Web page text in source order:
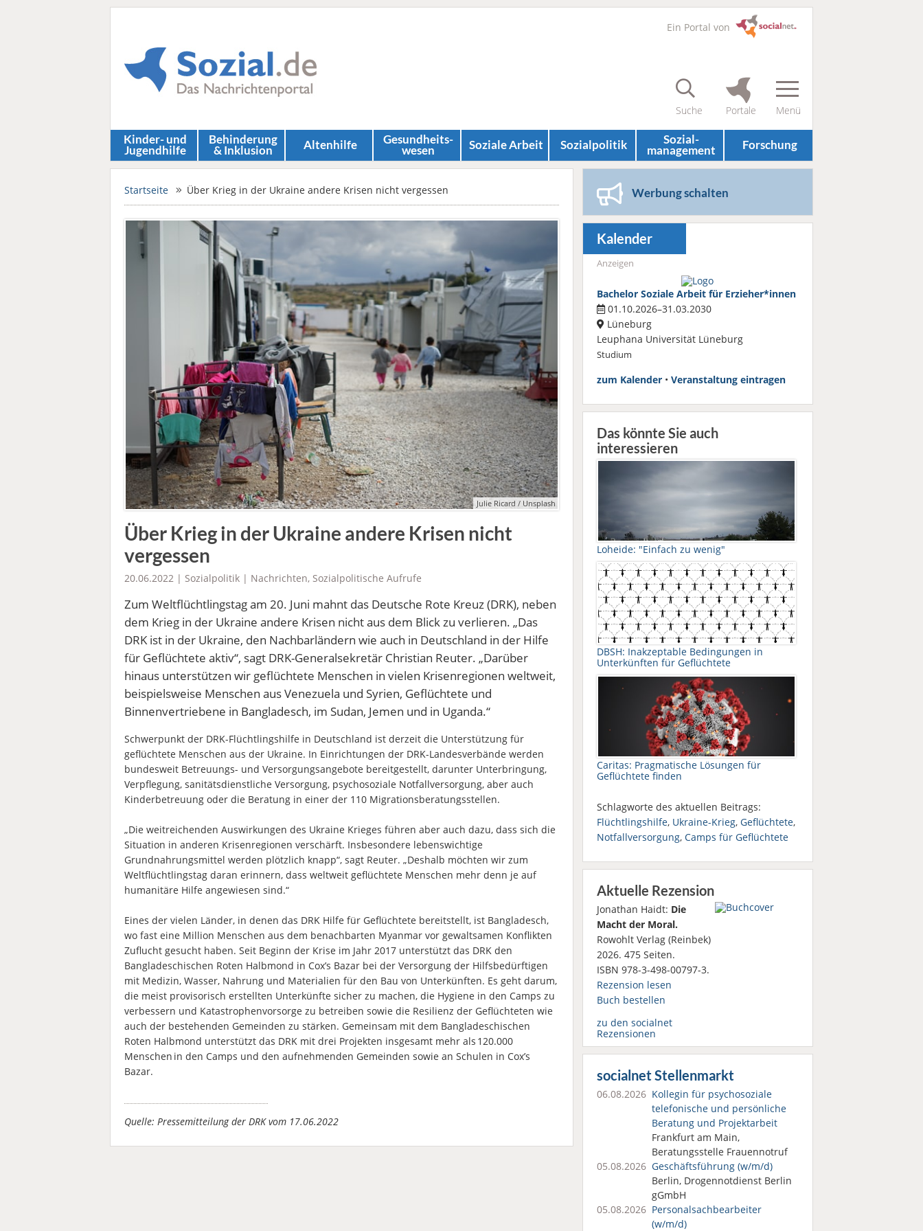
Ein Portal von
Kinder- und
Jugendhilfe
Behinderung
& Inklusion Altenhilfe Gesundheits­
wesen Soziale Arbeit Sozial­politik Sozial­
management Forschung
Startseite Über Krieg in der Ukraine andere Krisen nicht vergessen
Julie Ricard / Unsplash
Über Krieg in der Ukraine andere Krisen nicht
vergessen
20.06.2022 | Sozialpolitik | Nachrichten, Sozialpolitische Aufrufe
Zum Weltflüchtlingstag am 20. Juni mahnt das Deutsche Rote Kreuz (DRK), neben
dem Krieg in der Ukraine andere Krisen nicht aus dem Blick zu verlieren. „Das
DRK ist in der Ukraine, den Nachbarländern wie auch in Deutschland in der Hilfe
für Geflüchtete aktiv“, sagt DRK-Generalsekretär Christian Reuter. „Darüber
hinaus unterstützen wir geflüchtete Menschen in vielen Krisenregionen weltweit,
beispielsweise Menschen aus Venezuela und Syrien, Geflüchtete und
Binnenvertriebene in Bangladesch, im Sudan, Jemen und in Uganda.“
Schwerpunkt der DRK-Flüchtlingshilfe in Deutschland ist derzeit die Unterstützung für
geflüchtete Menschen aus der Ukraine. In Einrichtungen der DRK-Landesverbände werden
bundesweit Betreuungs- und Versorgungsangebote bereitgestellt, darunter Unterbringung,
Verpflegung, sanitätsdienstliche Versorgung, psychosoziale Notfallversorgung, aber auch
Kinderbetreuung oder die Beratung in einer der 110 Migrationsberatungsstellen.
„Die weitreichenden Auswirkungen des Ukraine Krieges führen aber auch dazu, dass sich die
Situation in anderen Krisenregionen verschärft. Insbesondere lebenswichtige
Grundnahrungsmittel werden plötzlich knapp“, sagt Reuter. „Deshalb möchten wir zum
Weltflüchtlingstag daran erinnern, dass weltweit geflüchtete Menschen mehr denn je auf
humanitäre Hilfe angewiesen sind.“
Eines der vielen Länder, in denen das DRK Hilfe für Geflüchtete bereitstellt, ist Bangladesch,
wo fast eine Million Menschen aus dem benachbarten Myanmar vor gewaltsamen Konflikten
Zuflucht gesucht haben. Seit Beginn der Krise im Jahr 2017 unterstützt das DRK den
Bangladeschischen Roten Halbmond in Cox’s Bazar bei der Versorgung der Hilfsbedürftigen
mit Medizin, Wasser, Nahrung und Materialien für den Bau von Unterkünften. Es geht darum,
die meist provisorisch erstellten Unterkünfte sicher zu machen, die Hygiene in den Camps zu
verbessern und Katastrophenvorsorge zu betreiben sowie die Resilienz der Geflüchteten wie
auch der bestehenden Gemeinden zu stärken. Gemeinsam mit dem Bangladeschischen
Roten Halbmond unterstützt das DRK mit drei Projekten insgesamt mehr als 120.000
Menschen in den Camps und den aufnehmenden Gemeinden sowie an Schulen in Cox’s
Bazar.
Quelle: Pressemitteilung der DRK vom 17.06.2022
Werbung schalten
Kalender
Anzeigen
Bachelor Soziale Arbeit für Erzieher*innen
01.10.2026–31.03.2030
Lüneburg
Leuphana Universität Lüneburg
Studium
zum Kalender• Veranstaltung eintragen
Das könnte Sie auch
interessieren
Loheide: "Einfach zu wenig"
DBSH: Inakzeptable Bedingungen in
Unterkünften für Geflüchtete
Caritas: Pragmatische Lösungen für
Geflüchtete finden
Schlagworte des aktuellen Beitrags:
Flüchtlingshilfe, Ukraine-Krieg, Geflüchtete,
Notfallversorgung, Camps für Geflüchtete
Aktuelle Rezension
Jonathan Haidt: Die
Macht der Moral.
Rowohlt Verlag (Reinbek)
2026. 475 Seiten.
ISBN 978-3-498-00797-3.
Rezension lesen
Buch bestellen
zu den socialnet
Rezensionen
socialnet Stellenmarkt
06.08.2026 Kollegin für psychosoziale
telefonische und persönliche
Beratung und Projektarbeit
Frankfurt am Main,
Beratungsstelle Frauennotruf
05.08.2026 Geschäftsführung (w/m/d)
Berlin, Drogennotdienst Berlin
gGmbH
05.08.2026 Personalsach­bearbeiter
(w/m/d)